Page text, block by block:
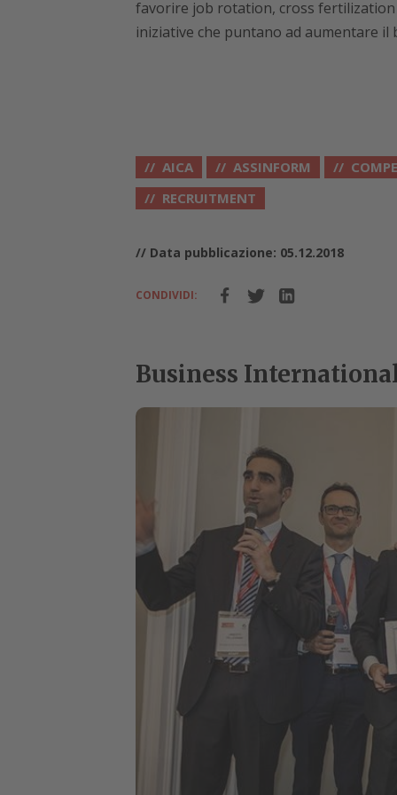
favorire job rotation, cross
iniziative che puntano ad aumentare
AICA ASSINFORM
RECRUITMENT
// Data pubblicazione: 05.12.2018
CONDIVIDI:
Business